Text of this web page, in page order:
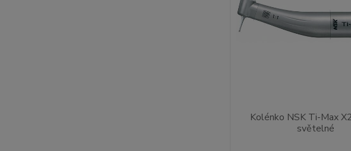
Kolénko NSK Ti-Max
světelné